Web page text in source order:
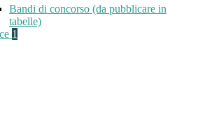
Bandi di concorso (da pubblicare in
tabelle)
1